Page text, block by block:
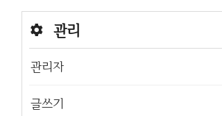
관리
관리자
글쓰기